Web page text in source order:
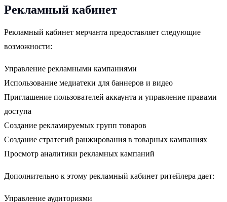
Рекламный кабинет
Рекламный кабинет мерчанта предоставляет следующие
возможности:
Управление рекламными кампаниями
Использование медиатеки для баннеров и видео
Приглашение пользователей аккаунта и управление правами
доступа
Создание рекламируемых групп товаров
Создание стратегий ранжирования в товарных кампаниях
Просмотр аналитики рекламных кампаний
Дополнительно к этому рекламный кабинет ритейлера дает:
Управление аудиториями